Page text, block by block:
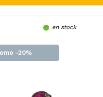
en stock
-20%